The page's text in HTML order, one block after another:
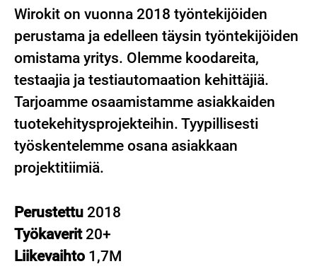
Wirokit on vuonna 2018 työntekijöiden
perustama ja edelleen täysin työntekijöiden
omistama yritys. Olemme koodareita,
testaajia ja testiautomaation kehittäjiä.
Tarjoamme osaamistamme asiakkaiden
tuotekehitysprojekteihin. Tyypillisesti
työskentelemme osana asiakkaan
projektitiimiä.
Perustettu 2018
Työkaverit20+
Liikevaihto 1,7M